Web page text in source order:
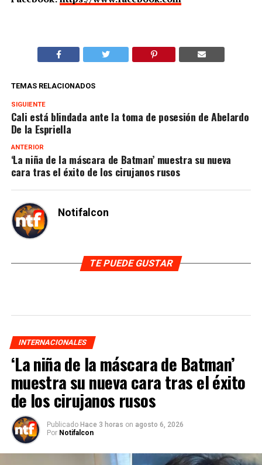
TEMAS RELACIONADOS
SIGUIENTE
Cali está blindada ante la toma de posesión de Abelardo
De la Espriella
ANTERIOR
‘La niña de la máscara de Batman’ muestra su nueva
cara tras el éxito de los cirujanos rusos
Notifalcon
TE PUEDE GUSTAR
INTERNACIONALES
‘La niña de la máscara de Batman’
muestra su nueva cara tras el éxito
de los cirujanos rusos
Publicado Hace 3 horas on agosto 6, 2026
Por Notifalcon